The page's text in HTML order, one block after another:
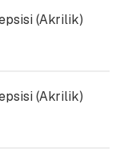
(Akrilik)
(Akrilik)